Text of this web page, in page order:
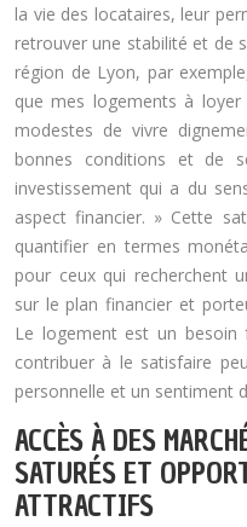
la vie des locataires, leur
retrouver une stabilité et de
région de Lyon, par
que mes logements à
modestes de vivre
bonnes conditions et de
investissement qui a du
aspect financier. » Cette
quantifier en termes
pour ceux qui recherchent
sur le plan financier et
Le logement est un
contribuer à le satisfaire
personnelle et un sentiment
ACCÈS À DES
SATURÉS ET
ATTRACTIFS